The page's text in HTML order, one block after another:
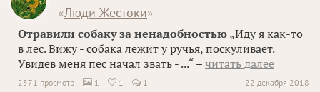
«Люди Жестоки»
Отравили собаку за ненадобностью „Иду я как-то
в лес. Вижу - собака лежит у ручья, поскуливает.
Увидев меня пес начал звать - ...“ – читать далее
22 декабря 2018
2571 просмотр  1  1 1